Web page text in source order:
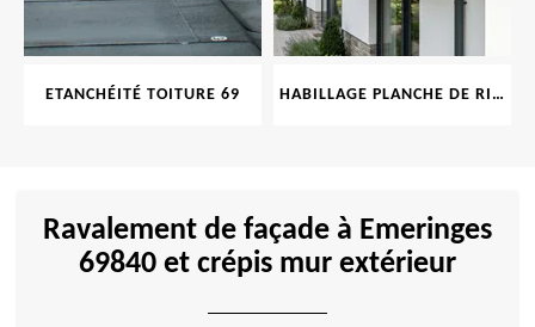
ETANCHÉITÉ TOITURE 69 HABILLAGE PLANCHE DE RIVE 69
Ravalement de façade à Emeringes
69840 et crépis mur extérieur